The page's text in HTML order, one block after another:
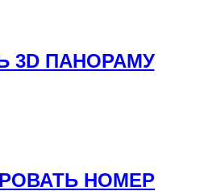
3D ПАНОРАМУ
НОМЕР